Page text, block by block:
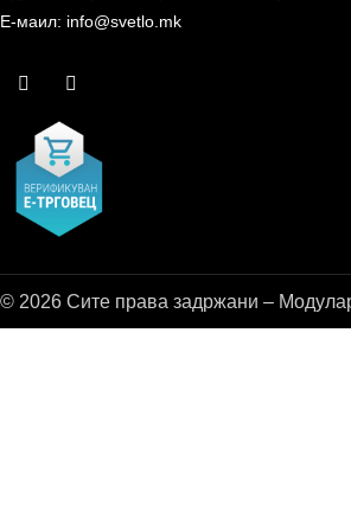
Е-маил: info@svetlo.mk
© 2026 Сите права задржани –